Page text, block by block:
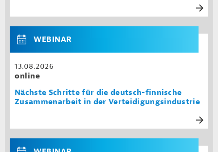
WEBINAR
13.08.2026
online
Nächste Schritte für die deutsch-finnische
Zusammenarbeit in der Verteidigungsindustrie